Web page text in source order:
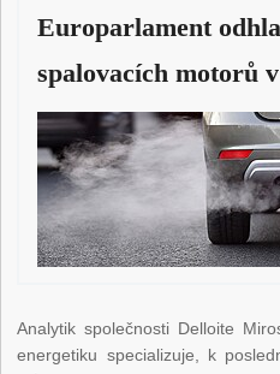
Europarlament
spalovacích motorů
Analytik společnosti Delloite
energetiku specializuje, k